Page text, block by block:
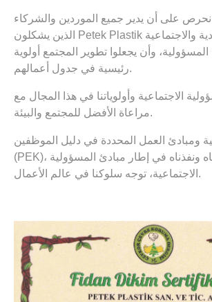
نحرص على أن يدير جميع الموردين والشركاء
الذين يشكلون Petek Plastik آثارهم الاقتصادية والاجتماعية
المسؤولية، وأن يجعلوا تطوير المجتمع أولوية
رئيسية في جدول أعمالهم.
الاجتماعية وأولوياتنا في هذا المجال مع
مراعاة الأفضل للمجتمع والبيئة.
ومبادئ العمل المحددة في دليل الموظفين
(PEK)، الذي أعددناه ونفذناه في إطار مبادئ المسؤولية
الاجتماعية، توجه سلوكنا في عالم الأعمال.